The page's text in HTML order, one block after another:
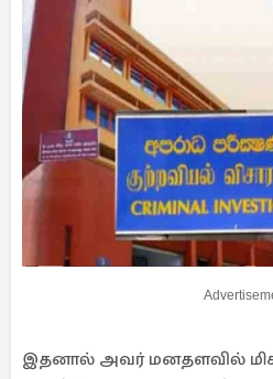
இதனால் அவர் மனதளவில்